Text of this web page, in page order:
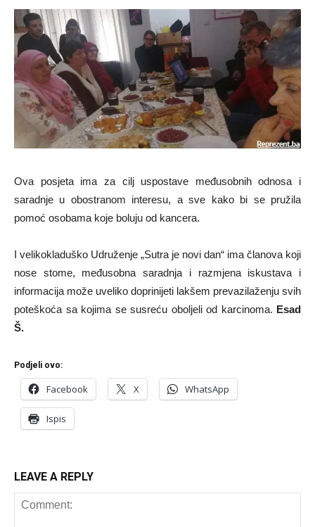
Ova posjeta ima za cilj uspostave međusobnih odnosa i
saradnje u obostranom interesu, a sve kako bi se pružila
pomoć osobama koje boluju od kancera.
I velikokladuško Udruženje „Sutra je novi dan“ ima članova koji
nose stome, međusobna saradnja i razmjena iskustava i
informacija može uveliko doprinijeti lakšem prevazilaženju svih
poteškoća sa kojima se susreću oboljeli od karcinoma. Esad
Š.
Podjeli ovo:
Facebook X WhatsApp
Ispis
LEAVE A REPLY